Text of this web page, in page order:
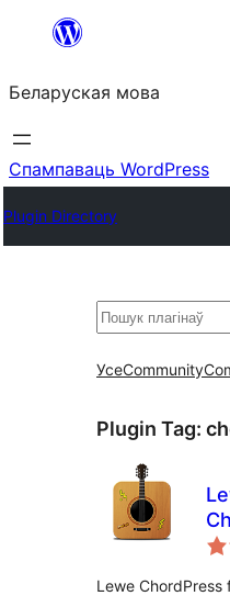
Перайсці
змесціва
Беларуская мова
Спампаваць WordPress
Plugin Directory
Пошук
УсеCommunity
Plugin Tag:
Lewe